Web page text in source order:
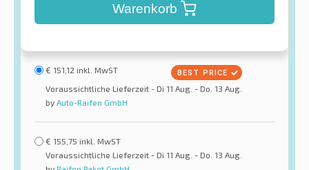
Warenkorb
€ 151,12 inkl. MwST
Voraussichtliche Lieferzeit - Di 11 Aug. - Do. 13 Aug.
by Auto-Raifen GmbH
€ 155,75 inkl. MwST
Voraussichtliche Lieferzeit - Di 11 Aug. - Do. 13 Aug.